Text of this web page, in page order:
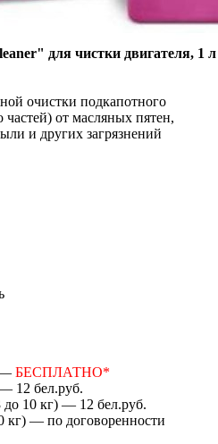
для чистки двигателя, 1 л
очистки подкапотного
частей) от масляных пятен,
и других загрязнений
— БЕСПЛАТНО*
12 бел.руб.
до 10 кг) — 12 бел.руб.
кг) — по договоренности